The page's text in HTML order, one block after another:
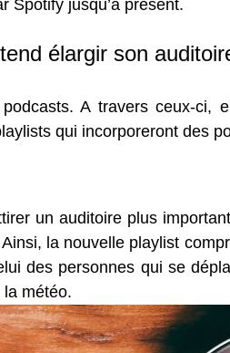
Spotify jusqu’à présent.
élargir son
A travers ceux-ci,
qui incorporeront des
un auditoire plus
la nouvelle playlist
des personnes qui se
la météo.